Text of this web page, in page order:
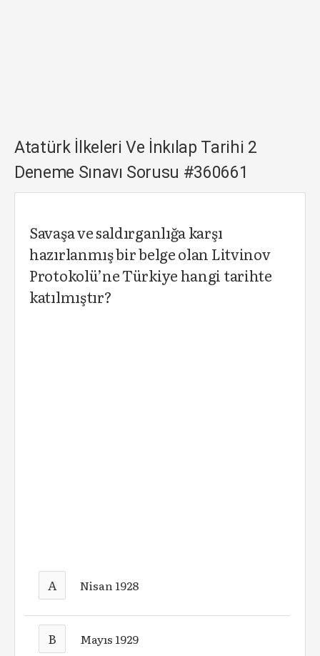
Atatürk İlkeleri Ve İnkılap Tarihi 2
Deneme Sınavı Sorusu #360661
Savaşa ve saldırganlığa karşı
hazırlanmış bir belge olan Litvinov
Protokolü’ne Türkiye hangi tarihte
katılmıştır?
A Nisan 1928
B Mayıs 1929